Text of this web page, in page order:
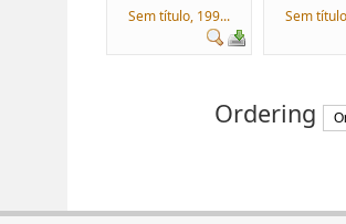
Sem título, 199... Sem
Ordering